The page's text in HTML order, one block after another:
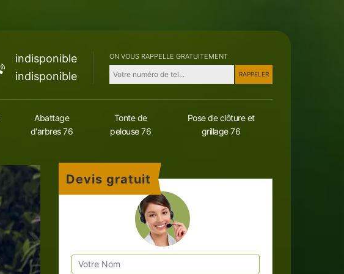
indisponible
indisponible
ON VOUS RAPPELLE GRATUITEMENT
Abattage
d'arbres 76
Tonte de
pelouse 76
Pose de clôture et
grillage 76
Devis gratuit